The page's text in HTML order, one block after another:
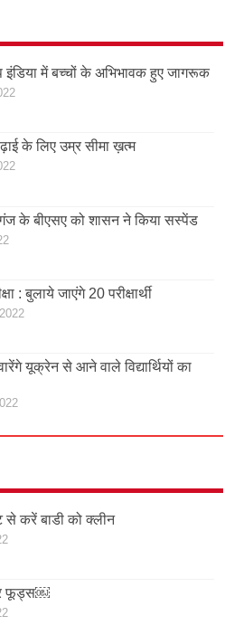
इंडिया में बच्चों के अभिभावक हुए जागरूक
के लिए उम्र सीमा ख़त्म
के बीएसए को शासन ने किया सस्पेंड
: बुलाये जाएंगे 20 परीक्षार्थी
यूक्रेन से आने वाले विद्यार्थियों का
से करें बाडी को क्लीन
फूड्स￼